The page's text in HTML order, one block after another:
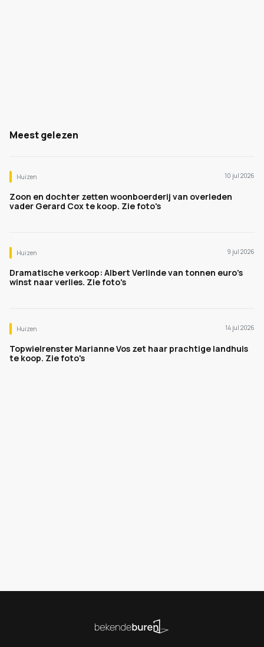
Meest gelezen
Huizen 10 jul 2026
Zoon en dochter zetten woonboerderij van overleden
vader Gerard Cox te koop. Zie foto's
Huizen 9 jul 2026
Dramatische verkoop: Albert Verlinde van tonnen euro's
winst naar verlies. Zie foto's
Huizen 14 jul 2026
Topwielrenster Marianne Vos zet haar prachtige landhuis
te koop. Zie foto's